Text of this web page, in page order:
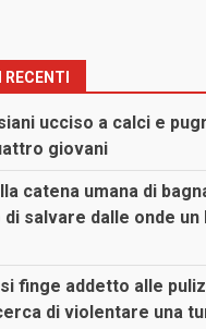
RECENTI
ucciso a calci e
giovani
catena umana di
salvare dalle onde un
finge addetto alle
di violentare una